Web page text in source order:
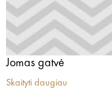
Jomas gatvė
Skaityti daugiau